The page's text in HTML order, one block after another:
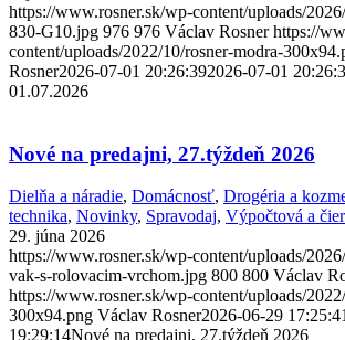
https://www.rosner.sk/wp-content/uploads/
830-G10.jpg 976 976 Václav Rosner https://
content/uploads/2022/10/rosner-modra-
Rosner2026-07-01 20:26:392026-07-01
01.07.2026
Nové na predajni, 27.týždeň 2026
Dielňa a náradie, Domácnosť, Drogéria a
technika, Novinky, Spravodaj, Výpočtová a
29. júna 2026
https://www.rosner.sk/wp-content/uploads/
vak-s-rolovacim-vrchom.jpg 800 800 Václav
https://www.rosner.sk/wp-content/uploads/
300x94.png Václav Rosner2026-06-29 17:25:41
19:29:14Nové na predajni, 27.týždeň 2026